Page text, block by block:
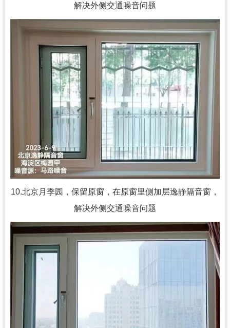
解决外侧交通噪音问题
10.北京月季园， 保留原窗，在原窗里侧加层逸静隔音窗，
解决外侧交通噪音问题